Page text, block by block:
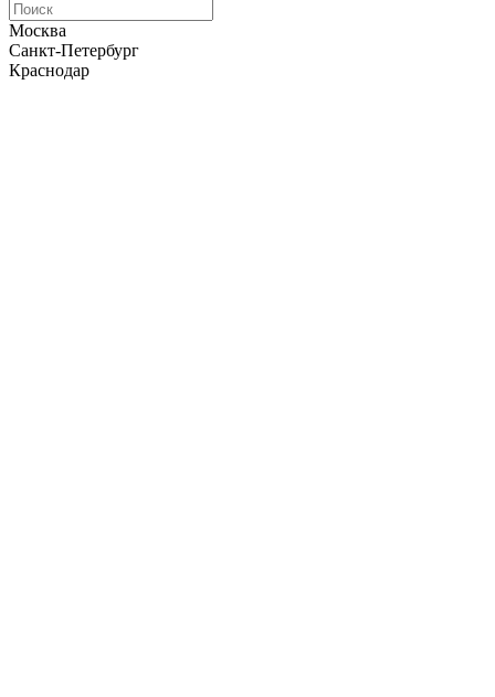
Москва
Санкт-Петербург
Краснодар